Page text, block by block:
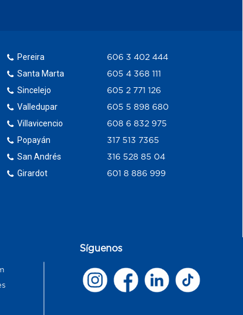
Pereira
Santa Marta
Sincelejo
Valledupar
Villavicencio
Popayán
San Andrés
Girardot
606 3 402 444
605 4 368 111
605 2 771 126
605 5 898 680
608 6 832 975
317 513 7365
316 528 85 04
601 8 886 999
Síguenos